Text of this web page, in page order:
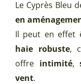
Le Cyprès Bleu
en
Il peut en effet
haie robuste,
offre intimité,
vent.